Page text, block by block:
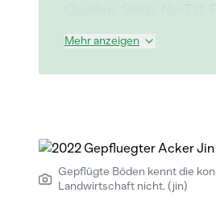
Mehr anzeigen
Gepflügte Böden kennt die
Landwirtschaft nicht. (jin)